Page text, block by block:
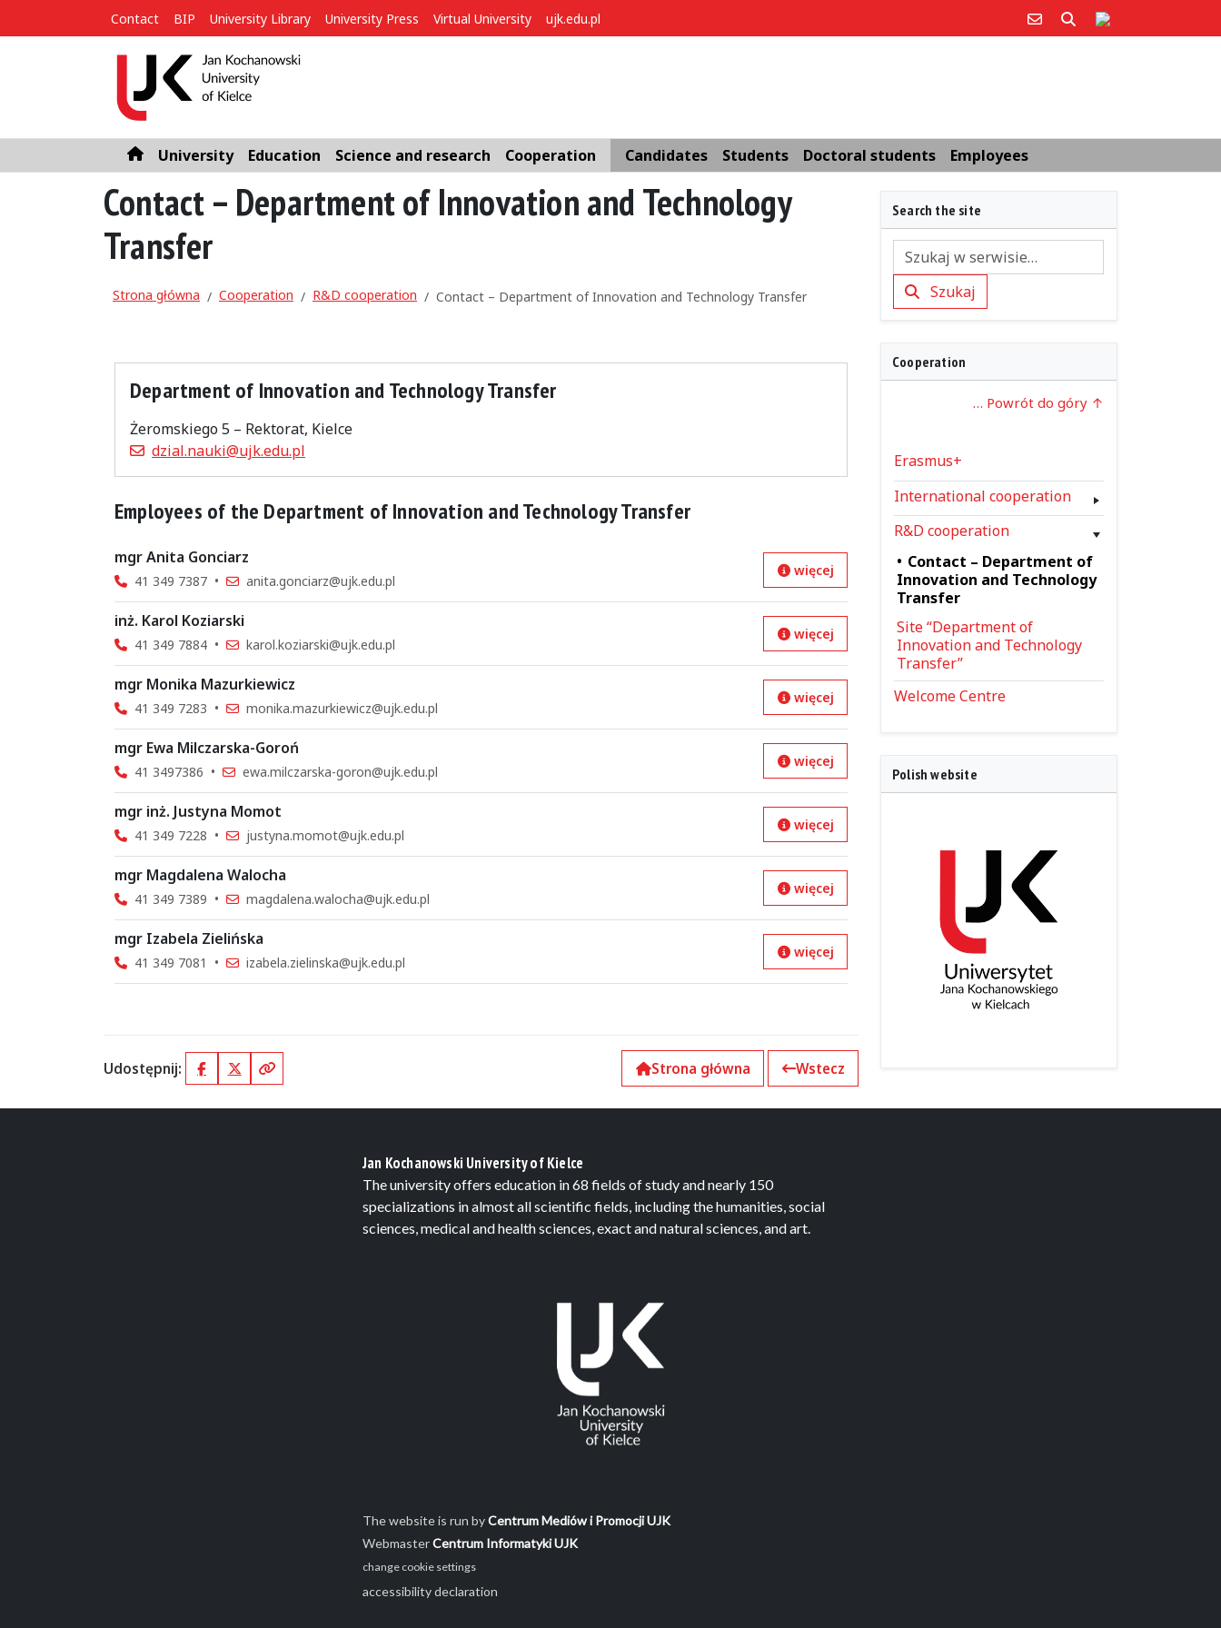
Contact BIP University Library University Press Virtual University ujk.edu.pl Poczta e-mailPoczta e-mail
Site in Polish
Home page
University Education Science and research Cooperation Candidates Students Doctoral students Employees
Contact – Department of Innovation and Technology
Transfer
Strona główna Cooperation R&D cooperation Contact – Department of Innovation and Technology Transfer
Department of Innovation and Technology Transfer
Żeromskiego 5 – Rektorat, Kielce
dzial.nauki@ujk.edu.pl
Employees of the Department of Innovation and Technology Transfer
mgr Anita Gonciarz
41 349 7387 • anita.gonciarz@ujk.edu.pl
więcej
inż. Karol Koziarski
41 349 7884 • karol.koziarski@ujk.edu.pl
więcej
mgr Monika Mazurkiewicz
41 349 7283 • monika.mazurkiewicz@ujk.edu.pl
więcej
mgr Ewa Milczarska-Goroń
41 3497386 • ewa.milczarska-goron@ujk.edu.pl
więcej
mgr inż. Justyna Momot
41 349 7228 • justyna.momot@ujk.edu.pl
więcej
mgr Magdalena Walocha
41 349 7389 • magdalena.walocha@ujk.edu.pl
więcej
mgr Izabela Zielińska
41 349 7081 • izabela.zielinska@ujk.edu.pl
więcej
Udostępnij: FacebookX (Twitter)Kopiuj link Strona główna Wstecz
Search the site
SzukajSzukaj
Cooperation
… Powrót do góry
Erasmus+
International cooperation
R&D cooperation
Contact – Department of
Innovation and Technology
Transfer
Site “Department of
Innovation and Technology
Transfer”
Welcome Centre
Polish website
Jan Kochanowski University of Kielce
The university offers education in 68 fields of study and nearly 150
specializations in almost all scientific fields, including the humanities, social
sciences, medical and health sciences, exact and natural sciences, and art.
The website is run byCentrum Mediów i Promocji UJK
WebmasterCentrum Informatyki UJK
change cookie settings
accessibility declaration